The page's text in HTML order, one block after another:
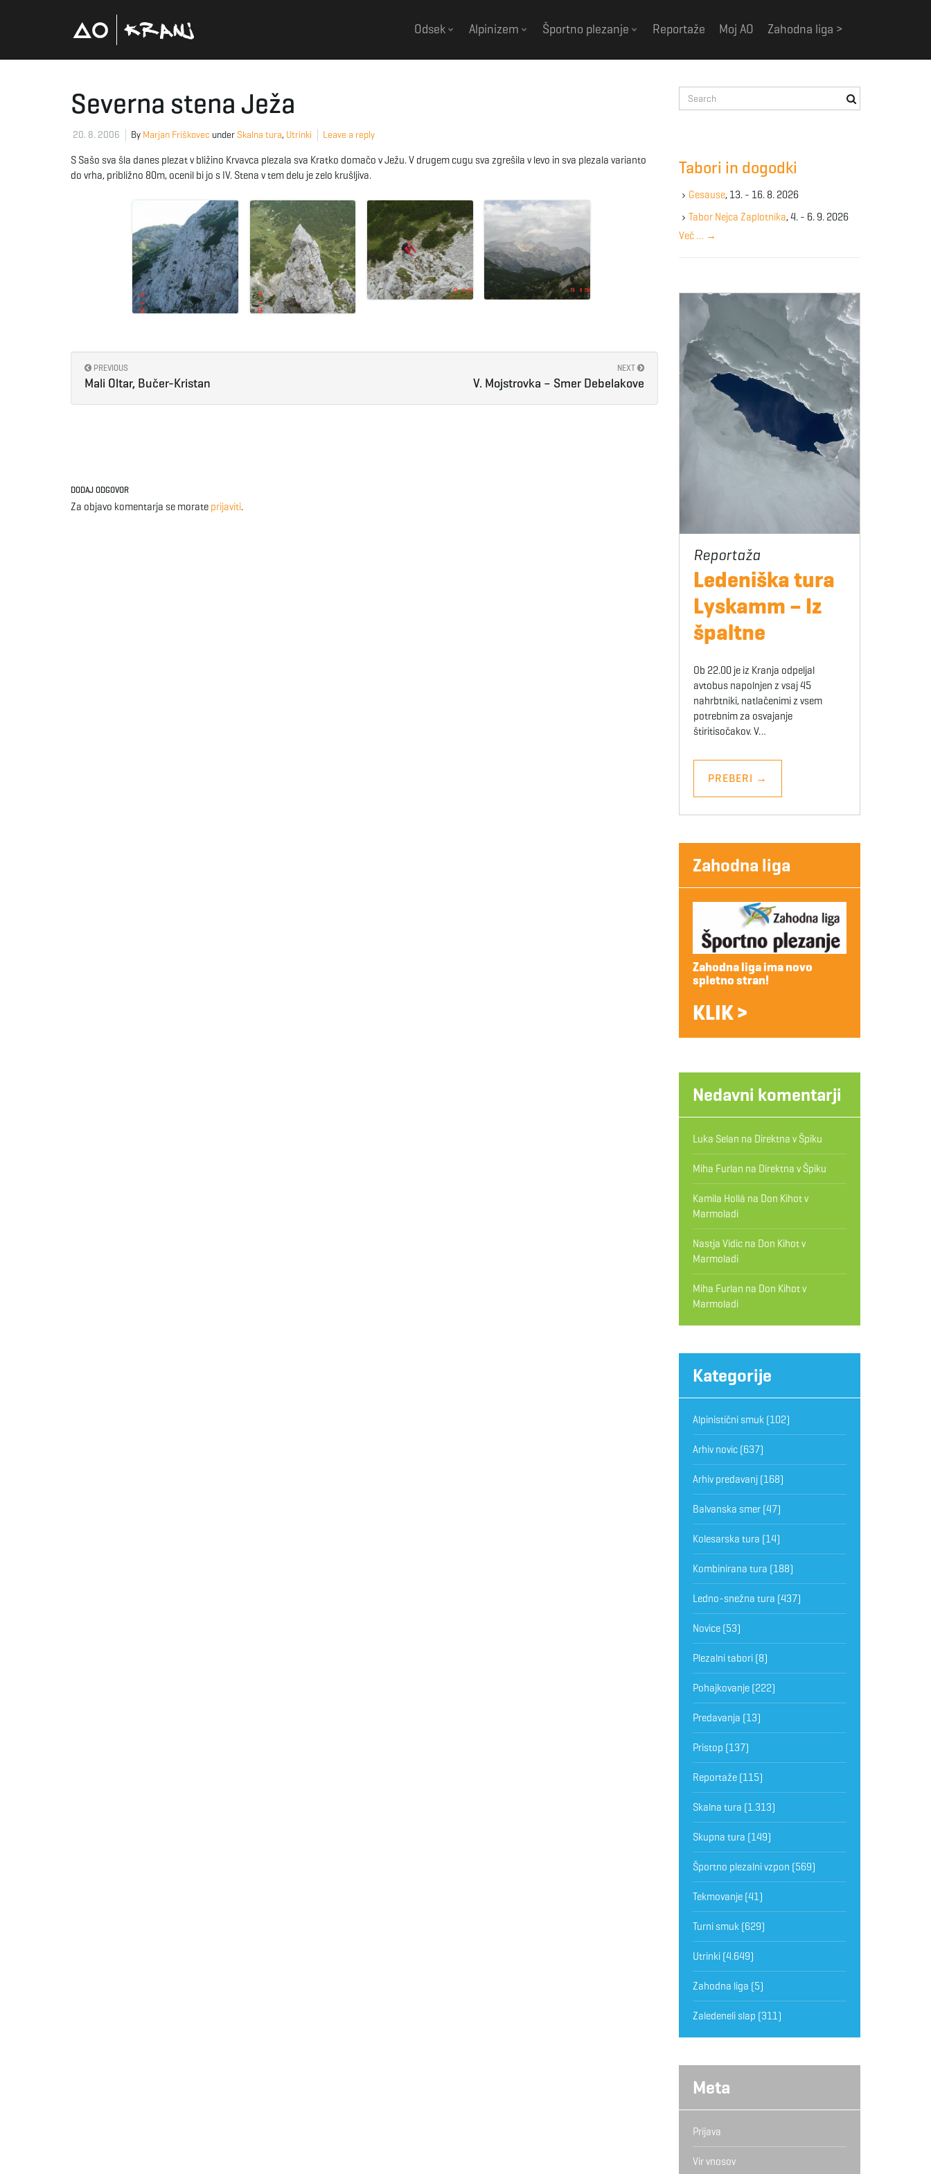
Odsek Alpinizem Športno plezanje Reportaže Moj AO Zahodna liga >
Severna stena Ježa
20. 8. 2006 By Marjan Friškovec under Skalna tura, Utrinki Leave a reply
S Sašo sva šla danes plezat v bližino Krvavca plezala sva Kratko domačo v Ježu. V drugem cugu sva zgrešila v levo in sva plezala varianto
do vrha, približno 80m, ocenil bi jo s IV. Stena v tem delu je zelo krušljiva.
PREVIOUS
Mali Oltar, Bučer-Kristan
NEXT
V. Mojstrovka – Smer Debelakove
DODAJ ODGOVOR
Za objavo komentarja se morate prijaviti.
e
e
y
w
r
Tabori in dogodki
Gesause, 13. - 16. 8. 2026
Tabor Nejca Zaplotnika, 4. - 6. 9. 2026
Več … →
Ledeniška tura
Lyskamm – Iz
špaltne
Ob 22.00 je iz Kranja odpeljal
avtobus napolnjen z vsaj 45
nahrbtniki, natlačenimi z vsem
potrebnim za osvajanje
štiritisočakov. V…
PREBERI →
Zahodna liga
Zahodna liga ima novo
spletno stran!
KLIK >
Nedavni komentarji
Luka Selan na Direktna v Špiku
Miha Furlan na Direktna v Špiku
Kamila Hollá na Don Kihot v
Marmoladi
Nastja Vidicna Don Kihot v
Marmoladi
Miha Furlan na Don Kihot v
Marmoladi
Kategorije
Alpinistični smuk(102)
Arhiv novic(637)
Arhiv predavanj(168)
Balvanska smer(47)
Kolesarska tura (14)
Kombinirana tura (188)
Ledno-snežna tura (437)
Novice(53)
Plezalni tabori(8)
Pohajkovanje(222)
Predavanja (13)
Pristop (137)
Reportaže(115)
Skalna tura (1.313)
Skupna tura (149)
Športno plezalni vzpon (569)
Tekmovanje(41)
Turni smuk(629)
Utrinki(4.649)
Zahodna liga (5)
Zaledeneli slap (311)
Meta
Prijava
Vir vnosov